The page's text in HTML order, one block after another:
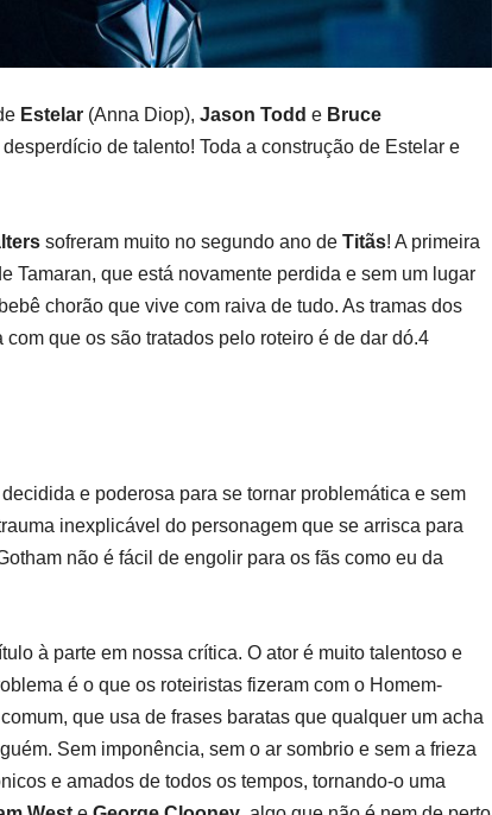
Estelar (Anna Diop), Jason Todd e Bruce
de talento! Toda a construção de Estelar e
sofreram muito no segundo ano de Titãs! A primeira
Tamaran, que está novamente perdida e sem um lugar
chorão que vive com raiva de tudo. As tramas dos
que os são tratados pelo roteiro é de dar dó.4
e poderosa para se tornar problemática e sem
inexplicável do personagem que se arrisca para
não é fácil de engolir para os fãs como eu da
à parte em nossa crítica. O ator é muito talentoso e
é o que os roteiristas fizeram com o Homem-
que usa de frases baratas que qualquer um acha
Sem imponência, sem o ar sombrio e sem a frieza
e amados de todos os tempos, tornando-o uma